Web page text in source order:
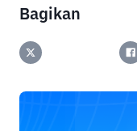
Bagikan